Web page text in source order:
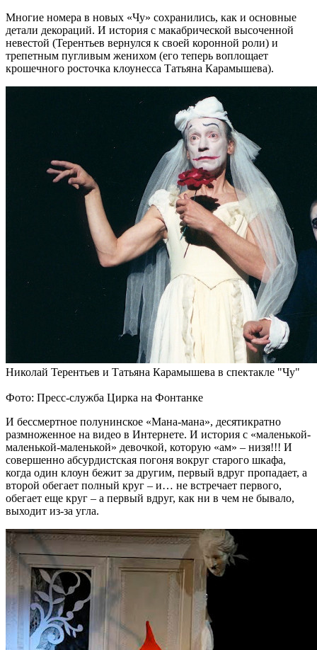
Многие номера в новых «Чу» сохранились, как и основные
детали декораций. И история с макабрической высоченной
невестой (Терентьев вернулся к своей коронной роли) и
трепетным пугливым женихом (его теперь воплощает
крошечного росточка клоунесса Татьяна Карамышева).
Николай Терентьев и Татьяна Карамышева в спектакле "Чу"
Фото: Пресс-служба Цирка на Фонтанке
И бессмертное полунинское «Мана-мана», десятикратно
размноженное на видео в Интернете. И история с «маленькой-
маленькой-маленькой» девочкой, которую «ам» – низя!!! И
совершенно абсурдистская погоня вокруг старого шкафа,
когда один клоун бежит за другим, первый вдруг пропадает, а
второй обегает полный круг – и… не встречает первого,
обегает еще круг – а первый вдруг, как ни в чем не бывало,
выходит из-за угла.